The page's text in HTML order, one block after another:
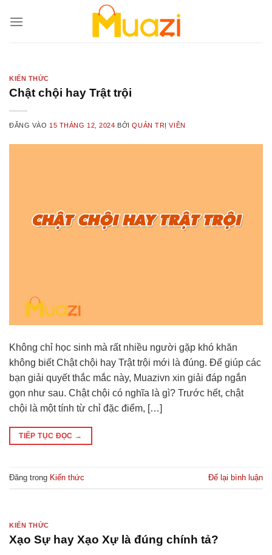
qua
KIẾN THỨC
Chật chội hay Trật trội
ĐĂNG VÀO 15 THÁNG 12, 2024 BỞIQUẢN TRỊ VIÊN
Không chỉ học sinh mà rất nhiều người gặp khó khăn
không biết Chật chội hay Trật trội mới là đúng. Để giúp các
bạn giải quyết thắc mắc này, Muazivn xin giải đáp ngắn
gọn như sau. Chật chội có nghĩa là gì? Trước hết, chật
chội là một tính từ chỉ đặc điểm, […]
TIẾP TỤC ĐỌC →
Đăng trong Kiến thức Để lại bình luận
KIẾN THỨC
Xạo Sự hay Xạo Xự là đúng chính tả?